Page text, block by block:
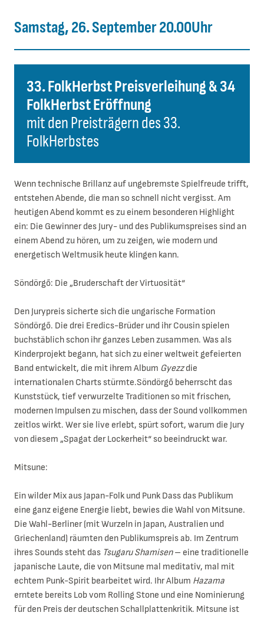
Samstag, 26. September 20.00Uhr
33. FolkHerbst Preisverleihung & 34
FolkHerbst Eröffnung
mit den Preisträgern des 33.
FolkHerbstes
Wenn technische Brillanz auf ungebremste Spielfreude trifft,
entstehen Abende, die man so schnell nicht vergisst. Am
heutigen Abend kommt es zu einem besonderen Highlight
ein: Die Gewinner des Jury- und des Publikumspreises sind an
einem Abend zu hören, um zu zeigen, wie modern und
energetisch Weltmusik heute klingen kann.
Söndörgő: Die „Bruderschaft der Virtuosität“
Den Jurypreis sicherte sich die ungarische Formation
Söndörgő. Die drei Eredics-Brüder und ihr Cousin spielen
buchstäblich schon ihr ganzes Leben zusammen. Was als
Kinderprojekt begann, hat sich zu einer weltweit gefeierten
Band entwickelt, die mit ihrem Album Gyezzdie
internationalen Charts stürmte.Söndörgő beherrscht das
Kunststück, tief verwurzelte Traditionen so mit frischen,
modernen Impulsen zu mischen, dass der Sound vollkommen
zeitlos wirkt. Wer sie live erlebt, spürt sofort, warum die Jury
von diesem „Spagat der Lockerheit“ so beeindruckt war.
Mitsune:
Ein wilder Mix aus Japan-Folk und Punk Dass das Publikum
eine ganz eigene Energie liebt, bewies die Wahl von Mitsune.
Die Wahl-Berliner (mit Wurzeln in Japan, Australien und
Griechenland) räumten den Publikumspreis ab. Im Zentrum
ihres Sounds steht das Tsugaru Shamisen– eine traditionelle
japanische Laute, die von Mitsune mal meditativ, mal mit
echtem Punk-Spirit bearbeitet wird. Ihr Album Hazama
erntete bereits Lob vom Rolling Stone und eine Nominierung
für den Preis der deutschen Schallplattenkritik. Mitsune ist